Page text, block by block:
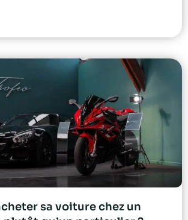
sa voiture chez un